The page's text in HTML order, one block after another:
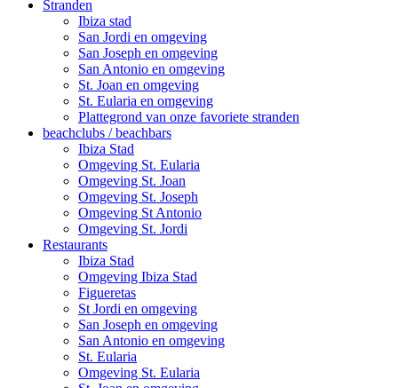
Stranden
Ibiza stad
San Jordi en omgeving
San Joseph en omgeving
San Antonio en omgeving
St. Joan en omgeving
St. Eularia en omgeving
Plattegrond van onze favoriete stranden
beachclubs / beachbars
Ibiza Stad
Omgeving St. Eularia
Omgeving St. Joan
Omgeving St. Joseph
Omgeving St Antonio
Omgeving St. Jordi
Restaurants
Ibiza Stad
Omgeving Ibiza Stad
Figueretas
St Jordi en omgeving
San Joseph en omgeving
San Antonio en omgeving
St. Eularia
Omgeving St. Eularia